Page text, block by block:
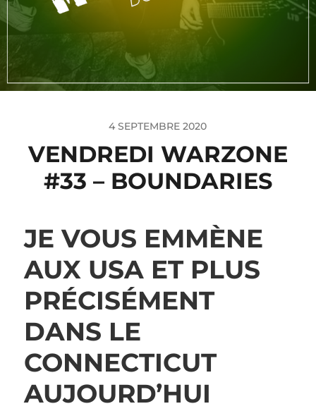
4 SEPTEMBRE 2020
VENDREDI WARZONE
#33 – BOUNDARIES
JE VOUS EMMÈNE
AUX USA ET PLUS
PRÉCISÉMENT
DANS LE
CONNECTICUT
AUJOURD’HUI